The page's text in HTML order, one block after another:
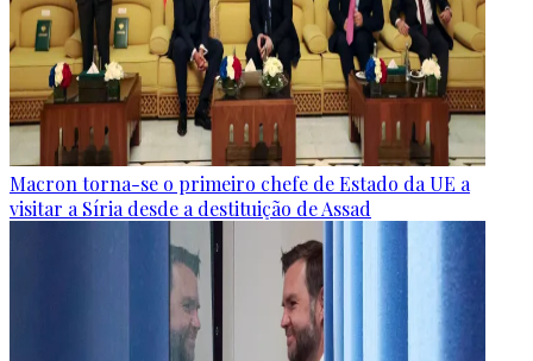
Macron torna-se o primeiro chefe de Estado da UE a
visitar a Síria desde a destituição de Assad